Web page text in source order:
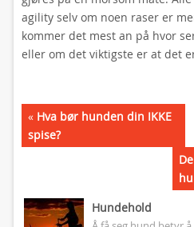
agility selv om noen raser er
kommer det mest an på hvor
eller om det viktigste er at det
« Hva bør hunden din IKKE
spise?
Hundehold